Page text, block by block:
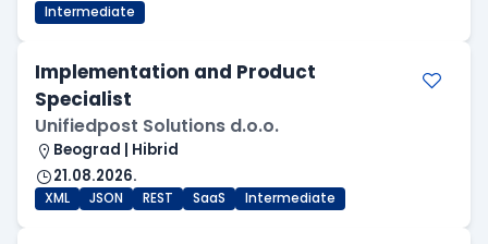
Intermediate
Implementation and Product
Specialist
Unifiedpost Solutions d.o.o.
Beograd | Hibrid
21.08.2026.
XML JSON REST SaaS Intermediate